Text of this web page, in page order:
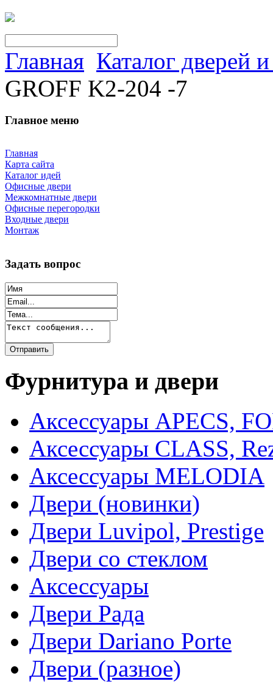
Главная Каталог дверей
GROFF K2-204 -7
Главное меню
Главная
Карта сайта
Каталог идей
Офисные двери
Межкомнатные двери
Офисные перегородки
Входные двери
Монтаж
Задать вопрос
Фурнитура и двери
Аксессуары APECS,
Аксессуары CLASS,
Аксессуары MELODIA
Двери (новинки)
Двери Luvipol, Prestige
Двери со стеклом
Аксессуары
Двери Рада
Двери Dariano Porte
Двери (разное)